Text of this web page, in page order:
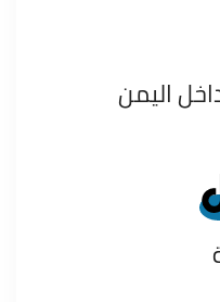
اليمن